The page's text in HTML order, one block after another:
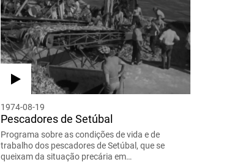
1974-08-19
Pescadores de Setúbal
Programa sobre as condições de vida e de
trabalho dos pescadores de Setúbal, que se
queixam da situação precária em…